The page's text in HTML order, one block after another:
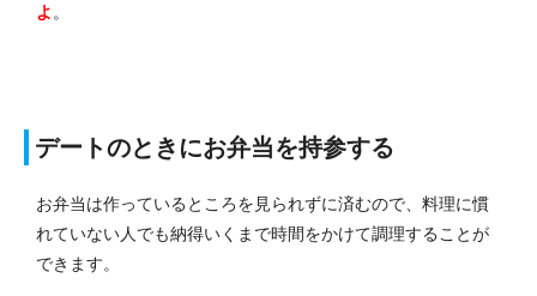
よ。
デートのときにお弁当を持参する
お弁当は作っているところを見られずに済むので、料理に慣
れていない人でも納得いくまで時間をかけて調理することが
できます。